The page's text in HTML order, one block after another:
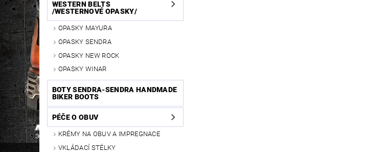
WESTERN BELTS
/WESTERNOVÉ OPASKY/
OPASKY MAYURA
OPASKY SENDRA
OPASKY NEW ROCK
OPASKY WINAR
BOTY SENDRA-SENDRA HANDMADE
BIKER BOOTS
PÉČE O OBUV
KRÉMY NA OBUV A IMPREGNACE
VKLÁDACÍ STÉLKY